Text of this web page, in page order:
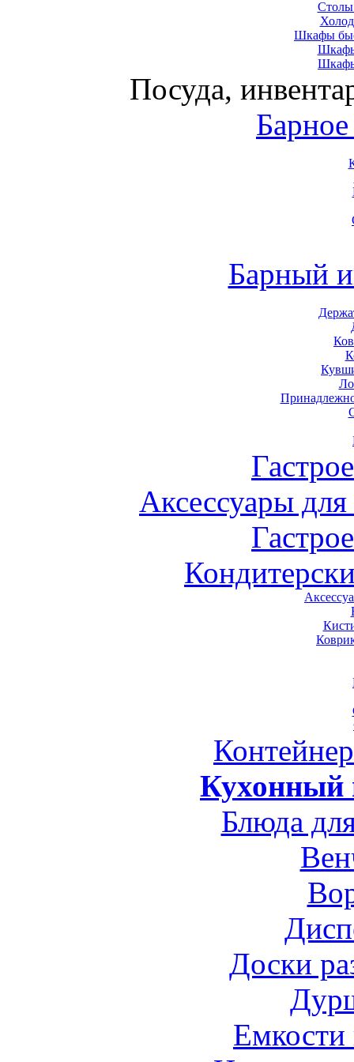
Шкафы
Посуда,
Барный
Аксессуары
Кухонный
Блюда
Доски